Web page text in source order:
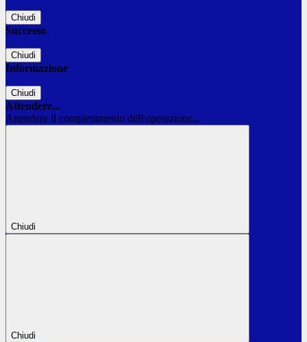
Chiudi
Successo
Chiudi
Informazione
Chiudi
Attendere...
Attendere il completamento dell'operazione...
Chiudi
Chiudi